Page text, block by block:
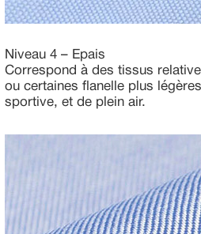
Niveau 4 – Epais
Correspond à des tissus
ou certaines flanelle plus
sportive, et de plein air.